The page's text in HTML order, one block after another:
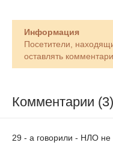
Информация
Посетители,
оставлять
Комментарии (3)
29 - а говорили - НЛО не